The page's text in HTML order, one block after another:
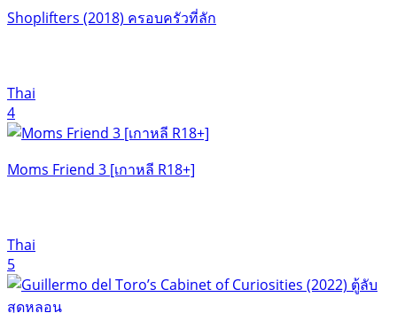
Shoplifters (2018) ครอบครัวที่ลัก
Thai
4
Moms Friend 3 [เกาหลี R18+]
Thai
5